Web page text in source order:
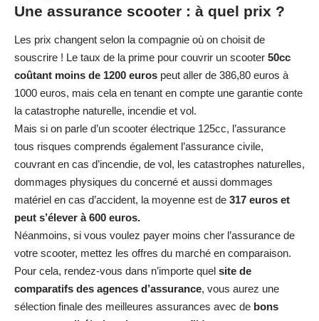
Une assurance scooter : à quel prix ?
Les prix changent selon la compagnie où on choisit de
souscrire ! Le taux de la prime pour couvrir un scooter 50cc
coûtant moins de 1200 euros peut aller de 386,80 euros à
1000 euros, mais cela en tenant en compte une garantie conte
la catastrophe naturelle, incendie et vol.
Mais si on parle d’un scooter électrique 125cc, l’assurance
tous risques comprends également l’assurance civile,
couvrant en cas d’incendie, de vol, les catastrophes naturelles,
dommages physiques du concerné et aussi dommages
matériel en cas d’accident, la moyenne est de 317 euros et
peut s’élever à 600 euros.
Néanmoins, si vous voulez payer moins cher l’assurance de
votre scooter, mettez les offres du marché en comparaison.
Pour cela, rendez-vous dans n’importe quel site de
comparatifs des agences d’assurance, vous aurez une
sélection finale des meilleures assurances avec de bons